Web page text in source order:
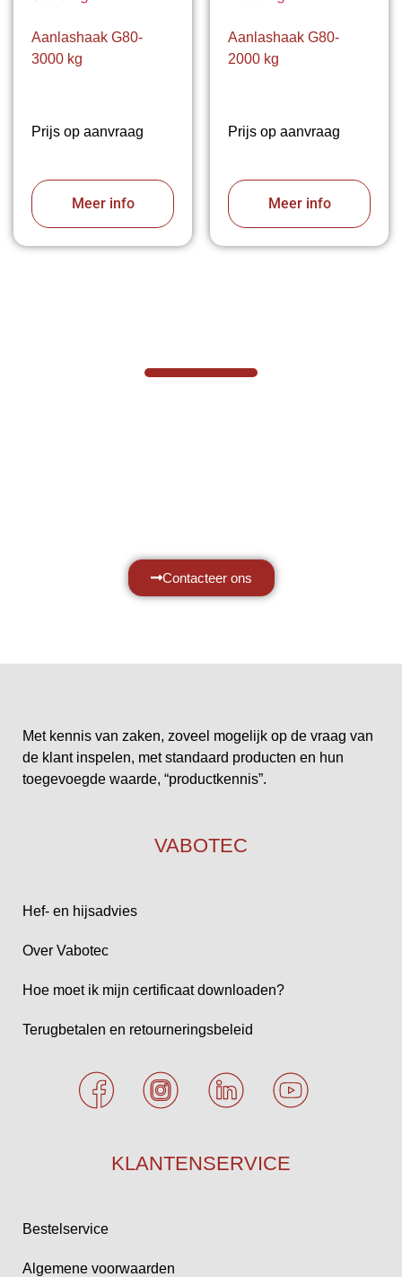
Aanlashaak G80-
3000 kg
Prijs op aanvraag
Meer info
Aanlashaak G80-
2000 kg
Prijs op aanvraag
Meer info
Contacteer ons
Met kennis van zaken, zoveel mogelijk op de vraag van
de klant inspelen, met standaard producten en hun
toegevoegde waarde, “productkennis”.
VABOTEC
Hef- en hijsadvies
Over Vabotec
Hoe moet ik mijn certificaat downloaden?
Terugbetalen en retourneringsbeleid
KLANTENSERVICE
Bestelservice
Algemene voorwaarden